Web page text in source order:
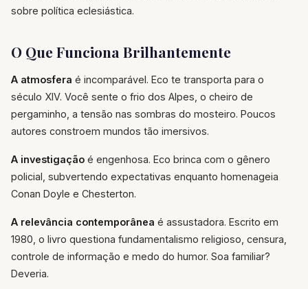
sobre política eclesiástica.
O Que Funciona Brilhantemente
A atmosfera é incomparável. Eco te transporta para o
século XIV. Você sente o frio dos Alpes, o cheiro de
pergaminho, a tensão nas sombras do mosteiro. Poucos
autores constroem mundos tão imersivos.
A investigação é engenhosa. Eco brinca com o gênero
policial, subvertendo expectativas enquanto homenageia
Conan Doyle e Chesterton.
A relevância contemporânea é assustadora. Escrito em
1980, o livro questiona fundamentalismo religioso, censura,
controle de informação e medo do humor. Soa familiar?
Deveria.